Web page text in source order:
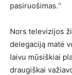
pasiruošimas.“
Nors televizijos
delegaciją matė
laivu mūsiškiai
draugiškai